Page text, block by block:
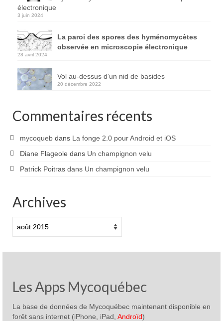
électronique
3 juin 2024
La paroi des spores des hyménomycètes
observée en microscopie électronique
28 avril 2024
Vol au-dessus d’un nid de basides
20 décembre 2022
Commentaires récents
mycoqueb dans La fonge 2.0 pour Android et iOS
Diane Flageole dans Un champignon velu
Patrick Poitras dans Un champignon velu
Archives
Les Apps Mycoquébec
La base de données de Mycoquébec maintenant disponible en
forêt sans internet (iPhone, iPad, Androïd)